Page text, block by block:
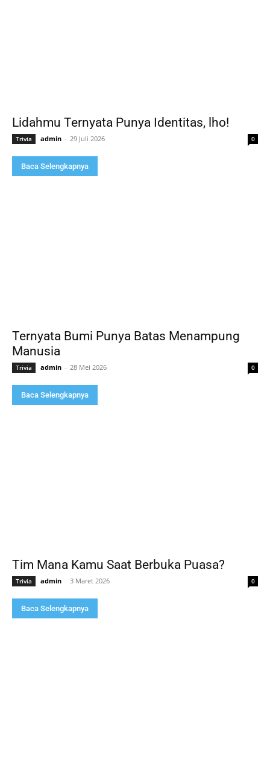
Lidahmu Ternyata Punya Identitas, lho!
Trivia admin - 29 Juli 2026 0
Baca Selengkapnya
Ternyata Bumi Punya Batas Menampung
Manusia
Trivia admin - 28 Mei 2026 0
Baca Selengkapnya
Tim Mana Kamu Saat Berbuka Puasa?
Trivia admin - 3 Maret 2026 0
Baca Selengkapnya